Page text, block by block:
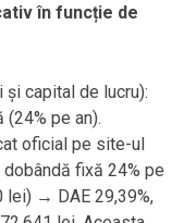
în funcție de
capital de lucru):
pe an).
oficial pe site-ul
fixă 24% pe
lei) → DAE 29,39%,